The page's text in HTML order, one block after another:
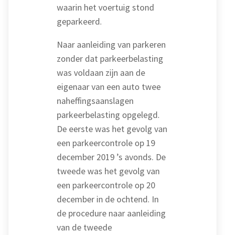
waarin het voertuig stond
geparkeerd.
Naar aanleiding van parkeren
zonder dat parkeerbelasting
was voldaan zijn aan de
eigenaar van een auto twee
naheffingsaanslagen
parkeerbelasting opgelegd.
De eerste was het gevolg van
een parkeercontrole op 19
december 2019 ’s avonds. De
tweede was het gevolg van
een parkeercontrole op 20
december in de ochtend. In
de procedure naar aanleiding
van de tweede